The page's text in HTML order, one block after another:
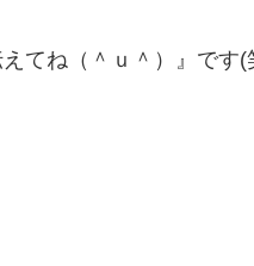
てね（＾ｕ＾）』です(